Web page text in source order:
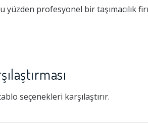
profesyonel bir taşımacılık
seçenekleri karşılaştırır.